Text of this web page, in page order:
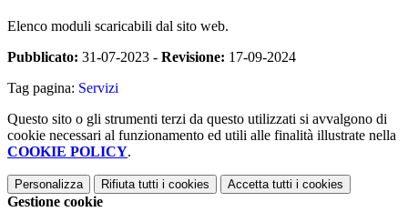
Elenco moduli scaricabili dal sito web.
Pubblicato: 31-07-2023 - Revisione: 17-09-2024
Tag pagina: Servizi
Questo sito o gli strumenti terzi da questo utilizzati si avvalgono di
cookie necessari al funzionamento ed utili alle finalità illustrate nella
COOKIE POLICY.
Personalizza Rifiuta tutti i cookies Accetta tutti i cookies
Gestione cookie